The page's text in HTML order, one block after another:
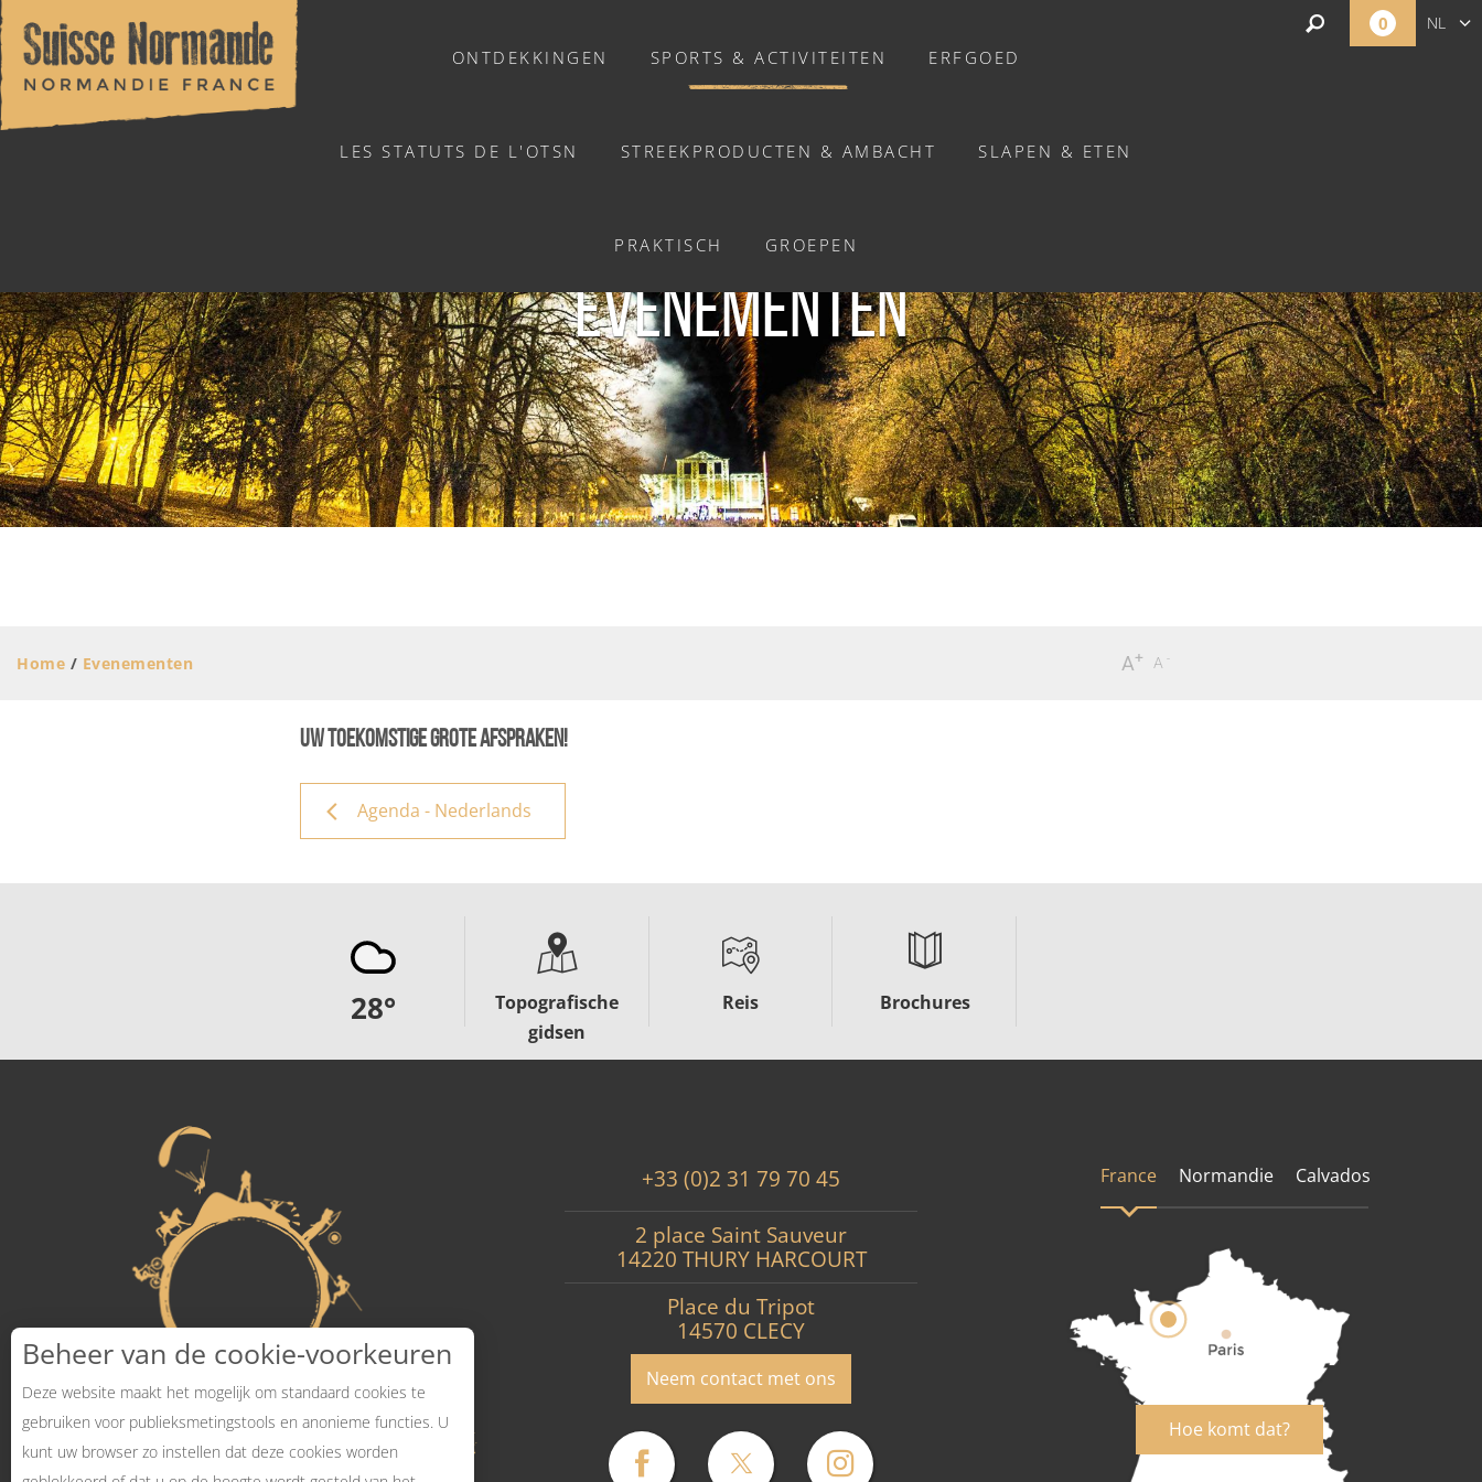
ONTDEKKINGEN SPORTS & ACTIVITEITEN
Activiteiten
Balades et promenades
Welzijn
Chasse au trésor connectée &
Géocaching
Enquête grandeur nature : A la
recherche des lumières disparues
ERFGOED
LES STATUTS DE L'OTSN STREEKPRODUCTEN & AMBACHT SLAPEN & ETEN
PRAKTISCH GROEPEN
0 NL
EVENEMENTEN
-
A
+
A
Home / Evenementen
Uw toekomstige grote afspraken!
Agenda - Nederlands
28°
Topografische
gidsen
Reis Brochures
+33 (0)2 31 79 70 45
2 place Saint Sauveur
14220 THURY HARCOURT
Place du Tripot
14570 CLECY
Neem contact met ons
France Normandie Calvados
Hoe komt dat?
Beheer van de cookie-voorkeuren
Deze website maakt het mogelijk om standaard cookies te
gebruiken voor publieksmetingstools en anonieme functies. U
kunt uw browser zo instellen dat deze cookies worden